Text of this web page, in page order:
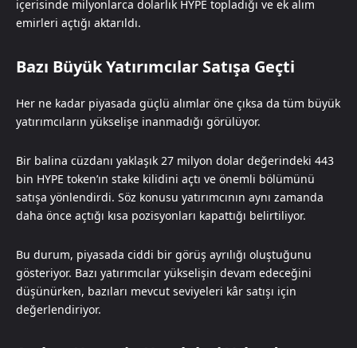
içerisinde milyonlarca dolarlık HYPE topladığı ve ek alım
emirleri açtığı aktarıldı.
Bazı Büyük Yatırımcılar Satışa Geçti
Her ne kadar piyasada güçlü alımlar öne çıksa da tüm büyük
yatırımcıların yükselişe inanmadığı görülüyor.
Bir balina cüzdanı yaklaşık 27 milyon dolar değerindeki 443
bin HYPE token’ın stake kilidini açtı ve önemli bölümünü
satışa yönlendirdi. Söz konusu yatırımcının aynı zamanda
daha önce açtığı kısa pozisyonları kapattığı belirtiliyor.
Bu durum, piyasada ciddi bir görüş ayrılığı oluştuğunu
gösteriyor. Bazı yatırımcılar yükselişin devam edeceğini
düşünürken, bazıları mevcut seviyeleri kâr satışı için
değerlendiriyor.